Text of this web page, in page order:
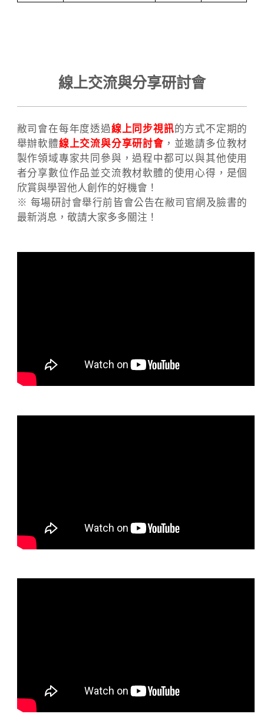
線上交流與分享研討會
敝司會在每年度透過線上同步視訊的方式不定期的
舉辦軟體線上交流與分享研討會 ，並邀請多位教材
製作領域專家共同參與，過程中都可以與其他使用
者分享數位作品並交流教材軟體的使用心得，是個
欣賞與學習他人創作的好機會！
※ 每場研討會舉行前皆會公告在敝司官網及臉書的
最新消息，敬請大家多多關注！